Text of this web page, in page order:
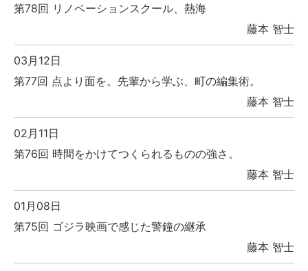
第78回 リノベーションスクール、熱海
藤本 智士
03月12日
第77回 点より面を。先輩から学ぶ、町の編集術。
藤本 智士
02月11日
第76回 時間をかけてつくられるものの強さ。
藤本 智士
01月08日
第75回 ゴジラ映画で感じた警鐘の継承
藤本 智士